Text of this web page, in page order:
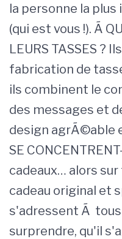
la personne la
(qui est vous !). Ã
LEURS TASSES ?
fabrication de
ils combinent le
des messages et
design agrÃ©able
SE
cadeaux… alors
cadeau original et
s'adressent Ã tous
surprendre, qu'il